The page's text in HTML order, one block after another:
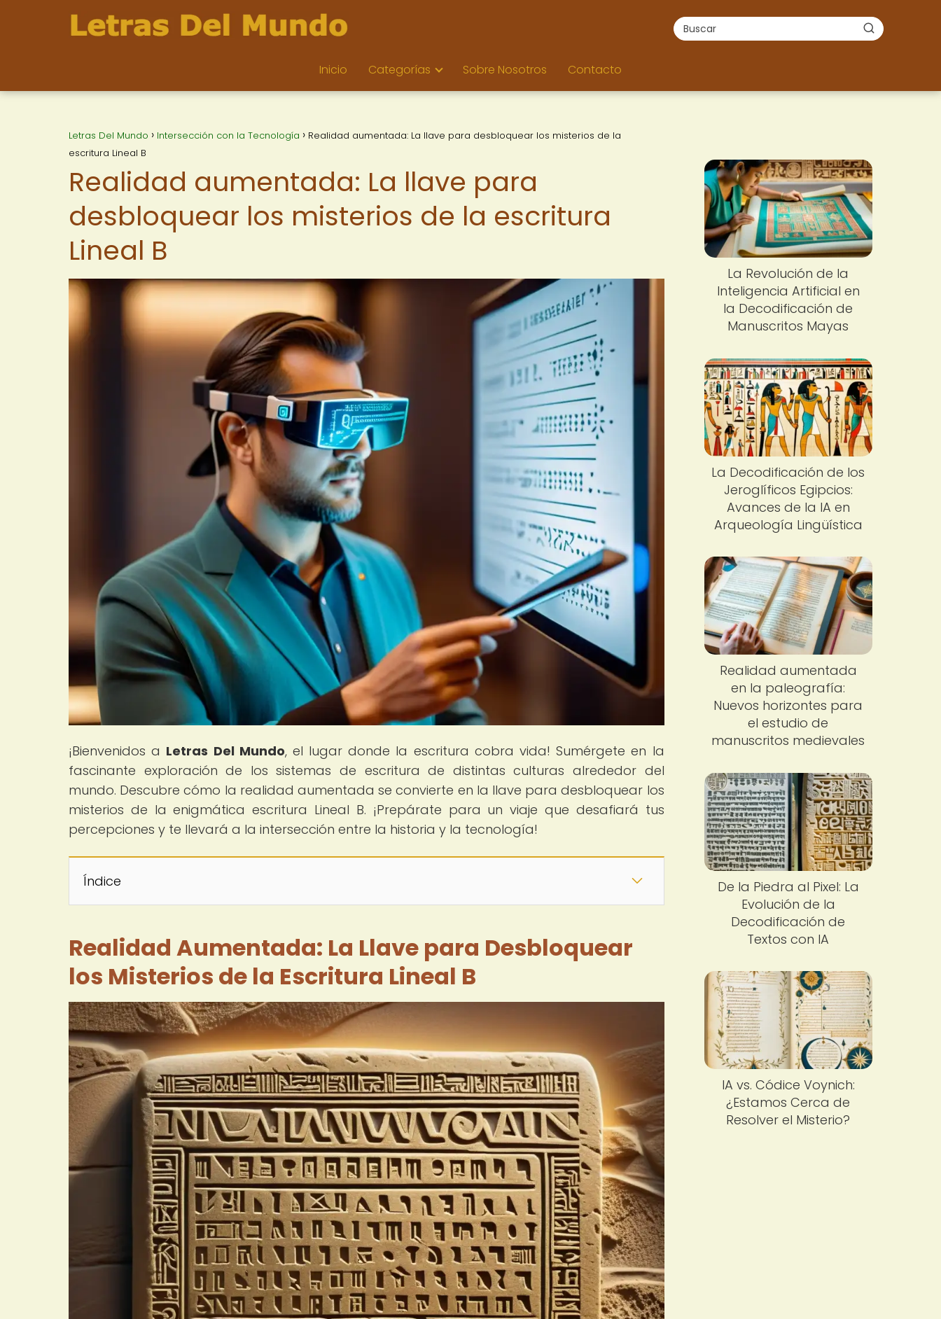
Inicio Categorías Sobre Nosotros Contacto
Letras Del Mundo Intersección con la Tecnología
Realidad aumentada: La llave para desbloquear los misterios de la
escritura Lineal B
Realidad aumentada: La llave para
desbloquear los misterios de la escritura
Lineal B
¡Bienvenidos a Letras Del Mundo, el lugar donde la escritura cobra vida! Sumérgete en la
fascinante exploración de los sistemas de escritura de distintas culturas alrededor del
mundo. Descubre cómo la realidad aumentada se convierte en la llave para desbloquear los
misterios de la enigmática escritura Lineal B. ¡Prepárate para un viaje que desafiará tus
percepciones y te llevará a la intersección entre la historia y la tecnología!
Índice
Realidad Aumentada: La Llave para Desbloquear
los Misterios de la Escritura Lineal B
La Revolución de la
Inteligencia Artificial en
la Decodificación de
Manuscritos Mayas
La Decodificación de los
Jeroglíficos Egipcios:
Avances de la IA en
Arqueología Lingüística
Realidad aumentada
en la paleografía:
Nuevos horizontes para
el estudio de
manuscritos medievales
De la Piedra al Pixel: La
Evolución de la
Decodificación de
Textos con IA
IA vs. Códice Voynich:
¿Estamos Cerca de
Resolver el Misterio?